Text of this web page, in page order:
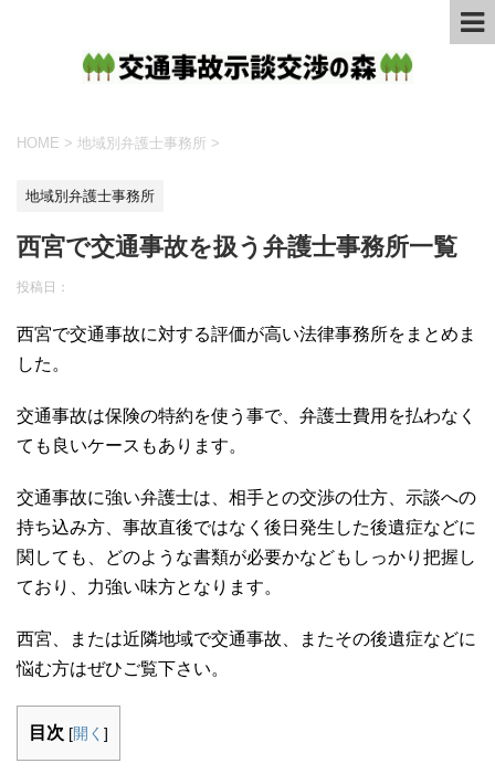
HOME > 地域別弁護士事務所 >
地域別弁護士事務所
西宮で交通事故を扱う弁護士事務所一覧
投稿日：
西宮で交通事故に対する評価が高い法律事務所をまとめま
した。
交通事故は保険の特約を使う事で、弁護士費用を払わなく
ても良いケースもあります。
交通事故に強い弁護士は、相手との交渉の仕方、示談への
持ち込み方、事故直後ではなく後日発生した後遺症などに
関しても、どのような書類が必要かなどもしっかり把握し
ており、力強い味方となります。
西宮、または近隣地域で交通事故、またその後遺症などに
悩む方はぜひご覧下さい。
目次 [開く ]